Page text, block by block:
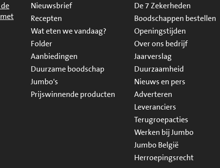
Nieuwsbrief
Recepten
Wat eten we vandaag?
Folder
Aanbiedingen
Duurzame boodschap
Jumbo's
Prijswinnende producten
De 7 Zekerheden
Boodschappen bestellen
Openingstijden
Over ons bedrijf
Jaarverslag
Duurzaamheid
Nieuws en pers
Adverteren
Leveranciers
Terugroepacties
Werken bij Jumbo
Jumbo België
Herroepingsrecht